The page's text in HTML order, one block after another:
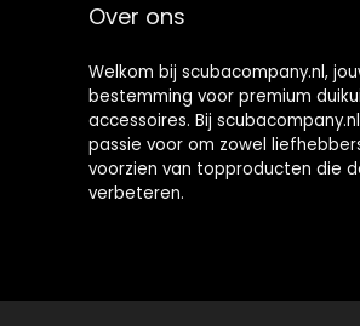
bedienen
Over ons
Welkom bij scubacompany.nl,
bestemming voor premium
accessoires. Bij
passie voor om zowel
voorzien van topproducten die
verbeteren.